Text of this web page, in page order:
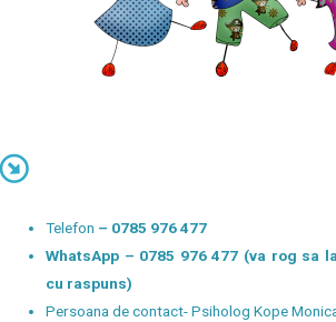
Telefon – 0785 976 477
WhatsApp – 0785 976 477 (va rog sa
cu raspuns)
Persoana de contact- Psiholog Kope